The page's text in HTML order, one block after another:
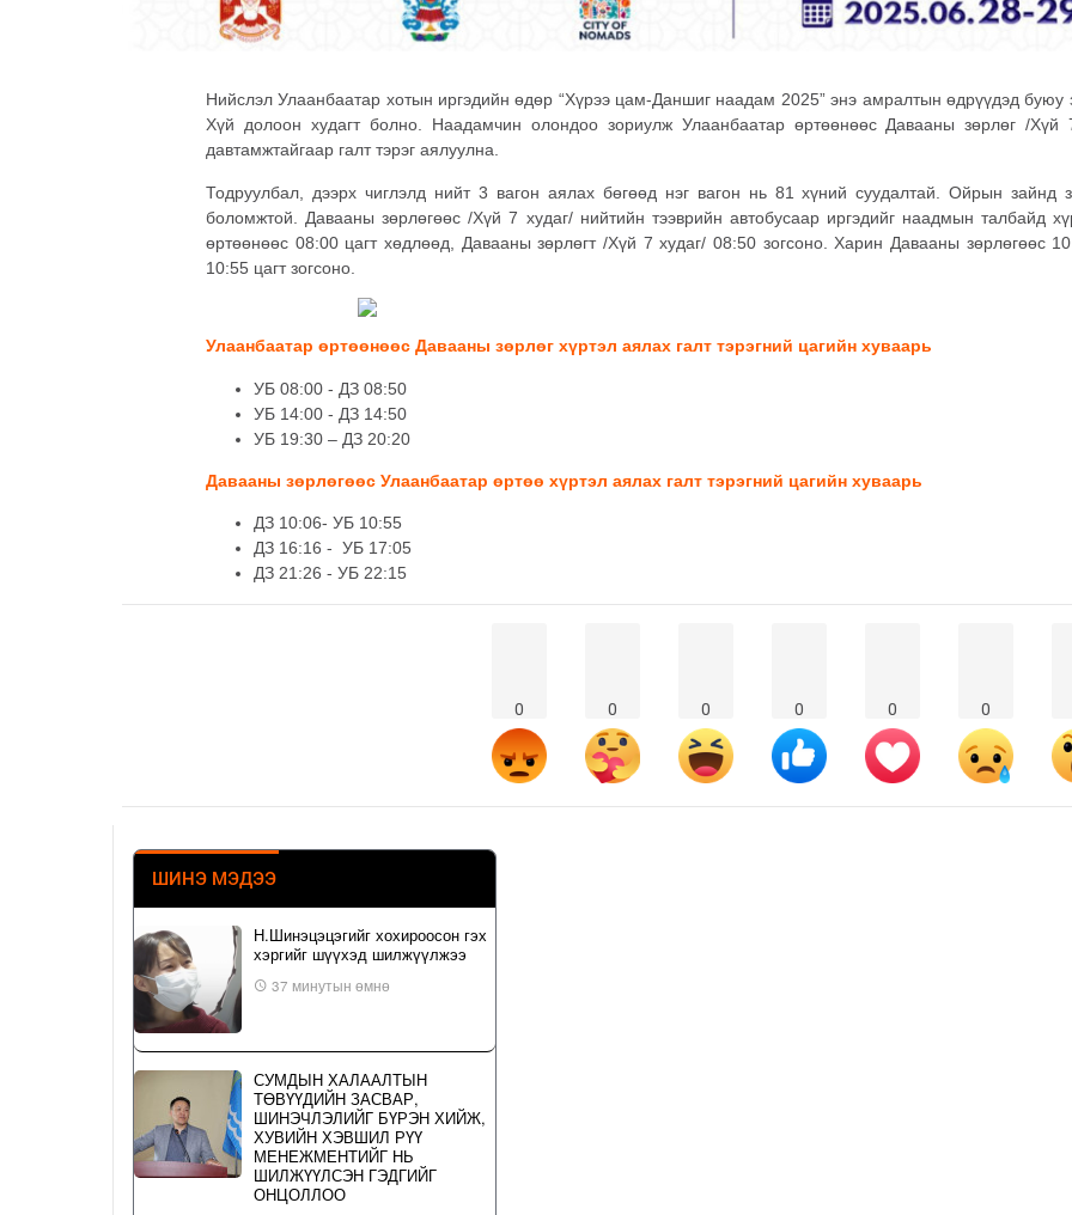
Нийслэл Улаанбаатар хотын иргэдийн өдөр “Хүрээ цам-Даншиг наадам 2025” энэ амралтын өдрүүдэд буюу
Хүй долоон худагт болно. Наадамчин олондоо зориулж Улаанбаатар өртөөнөөс Давааны зөрлөг /Хүй
давтамжтайгаар галт тэрэг аялуулна.
Тодруулбал, дээрх чиглэлд нийт 3 вагон аялах бөгөөд нэг вагон нь 81 хүний суудалтай. Ойрын зайнд
боломжтой. Давааны зөрлөгөөс /Хүй 7 худаг/ нийтийн тээврийн автобусаар иргэдийг наадмын талбайд
өртөөнөөс 08:00 цагт хөдлөөд, Давааны зөрлөгт /Хүй 7 худаг/ 08:50 зогсоно. Харин Давааны зөрлөгөөс
10:55 цагт зогсоно.
Улаанбаатар өртөөнөөс Давааны зөрлөг хүртэл аялах галт тэрэгний цагийн хуваарь
УБ 08:00 - ДЗ 08:50
УБ 14:00 - ДЗ 14:50
УБ 19:30 – ДЗ 20:20
Давааны зөрлөгөөс Улаанбаатар өртөө хүртэл аялах галт тэрэгний цагийн хуваарь
ДЗ 10:06- УБ 10:55
ДЗ 16:16 - УБ 17:05
ДЗ 21:26 - УБ 22:15
0 0 0 0 0 0
ШИНЭ МЭДЭЭ
Н.Шинэцэцэгийг хохироосон гэх
хэргийг шүүхэд шилжүүлжээ
37 минутын өмнө
СУМДЫН ХАЛААЛТЫН
ТӨВҮҮДИЙН ЗАСВАР,
ШИНЭЧЛЭЛИЙГ БҮРЭН ХИЙЖ,
ХУВИЙН ХЭВШИЛ РҮҮ
МЕНЕЖМЕНТИЙГ НЬ
ШИЛЖҮҮЛСЭН ГЭДГИЙГ
ОНЦОЛЛОО